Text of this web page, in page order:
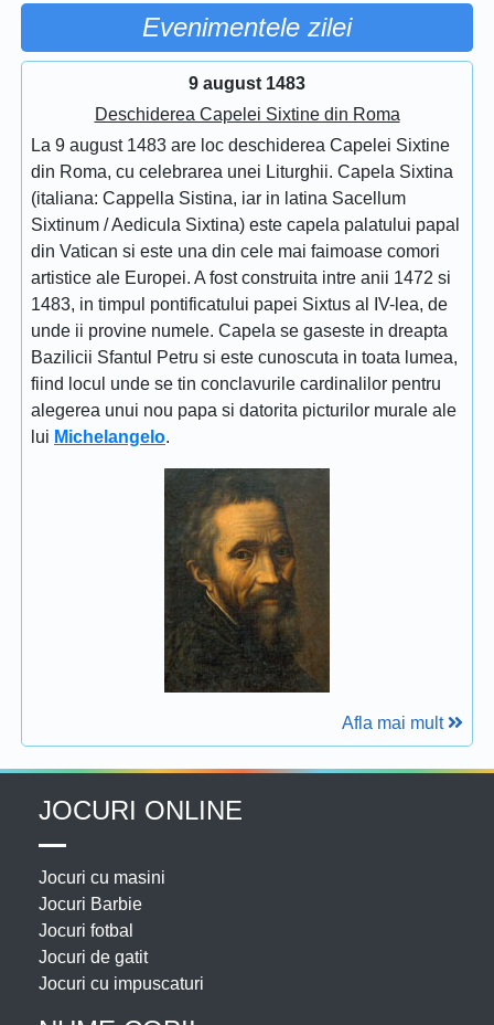
Evenimentele zilei
9 august 1483
Deschiderea Capelei Sixtine din Roma
La 9 august 1483 are loc deschiderea Capelei Sixtine
din Roma, cu celebrarea unei Liturghii. Capela Sixtina
(italiana: Cappella Sistina, iar in latina Sacellum
Sixtinum / Aedicula Sixtina) este capela palatului papal
din Vatican si este una din cele mai faimoase comori
artistice ale Europei. A fost construita intre anii 1472 si
1483, in timpul pontificatului papei Sixtus al IV-lea, de
unde ii provine numele. Capela se gaseste in dreapta
Bazilicii Sfantul Petru si este cunoscuta in toata lumea,
fiind locul unde se tin conclavurile cardinalilor pentru
alegerea unui nou papa si datorita picturilor murale ale
lui Michelangelo.
Afla mai mult
JOCURI ONLINE
Jocuri cu masini
Jocuri Barbie
Jocuri fotbal
Jocuri de gatit
Jocuri cu impuscaturi